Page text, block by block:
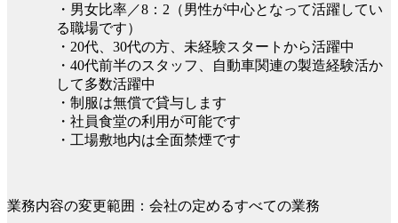
・男女比率／8：2（男性が中心となって活躍してい
る職場です）
・20代、30代の方、未経験スタートから活躍中
・40代前半のスタッフ、自動車関連の製造経験活か
して多数活躍中
・制服は無償で貸与します
・社員食堂の利用が可能です
・工場敷地内は全面禁煙です
業務内容の変更範囲：会社の定めるすべての業務